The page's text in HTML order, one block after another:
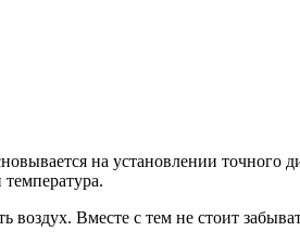
на установлении
воздух. Вместе с тем не стоит